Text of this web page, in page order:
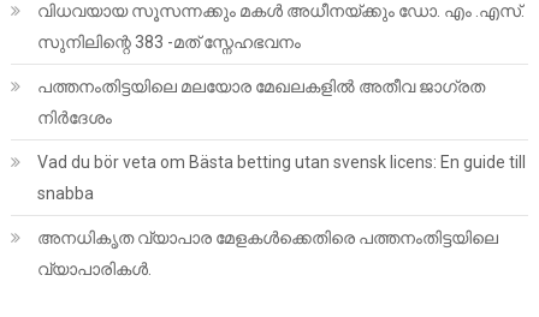
വിധവയായ സൂസന്നക്കും മകൾ അധീനയ്ക്കും ഡോ. എം .എസ്.
സുനിലിന്റെ 383 -മത് സ്നേഹഭവനം
പത്തനംതിട്ടയിലെ മലയോര മേഖലകളില്‍ അതീവ ജാഗ്രത
നിര്‍ദേശം
Vad du bör veta om Bästa betting utan svensk licens: En guide till
snabba
അനധികൃത വ്യാപാര മേളകൾക്കെതിരെ പത്തനംതിട്ടയിലെ
വ്യാപാരികൾ.